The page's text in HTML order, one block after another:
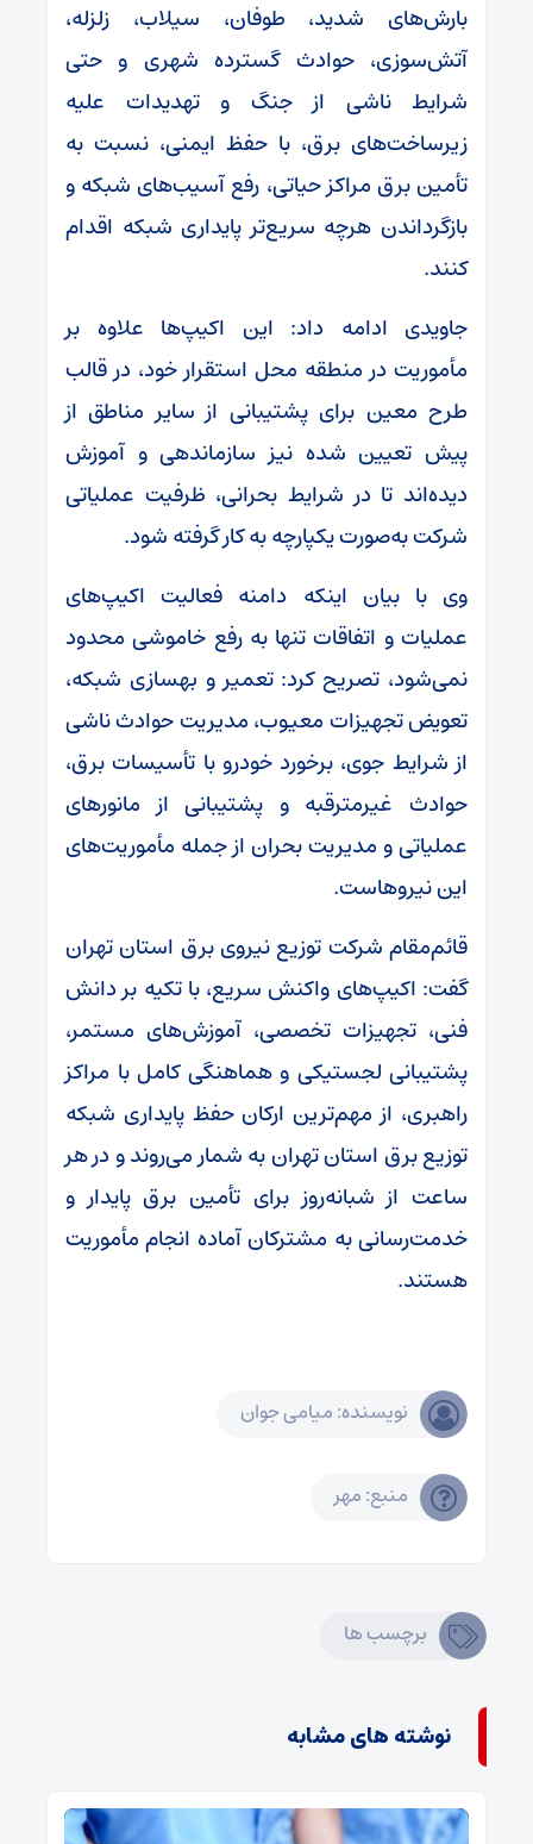
بارش‌های شدید، طوفان، سیلاب، زلزله،
آتش‌سوزی، حوادث گسترده شهری و حتی
شرایط ناشی از جنگ و تهدیدات علیه
زیرساخت‌های برق، با حفظ ایمنی، نسبت به
تأمین برق مراکز حیاتی، رفع آسیب‌های شبکه و
بازگرداندن هرچه سریع‌تر پایداری شبکه اقدام
کنند.
جاویدی ادامه داد: این اکیپ‌ها علاوه بر
مأموریت در منطقه محل استقرار خود، در قالب
طرح معین برای پشتیبانی از سایر مناطق از
پیش تعیین شده نیز سازماندهی و آموزش
دیده‌اند تا در شرایط بحرانی، ظرفیت عملیاتی
شرکت به‌صورت یکپارچه به کار گرفته شود.
وی با بیان اینکه دامنه فعالیت اکیپ‌های
عملیات و اتفاقات تنها به رفع خاموشی محدود
نمی‌شود، تصریح کرد: تعمیر و بهسازی شبکه،
تعویض تجهیزات معیوب، مدیریت حوادث ناشی
از شرایط جوی، برخورد خودرو با تأسیسات برق،
حوادث غیرمترقبه و پشتیبانی از مانورهای
عملیاتی و مدیریت بحران از جمله مأموریت‌های
این نیروهاست.
️قائم‌مقام شرکت توزیع نیروی برق استان تهران
گفت: اکیپ‌های واکنش سریع، با تکیه بر دانش
فنی، تجهیزات تخصصی، آموزش‌های مستمر،
پشتیبانی لجستیکی و هماهنگی کامل با مراکز
راهبری، از مهم‌ترین ارکان حفظ پایداری شبکه
توزیع برق استان تهران به شمار می‌روند و در هر
ساعت از شبانه‌روز برای تأمین برق پایدار و
خدمت‌رسانی به مشترکان آماده انجام مأموریت
هستند.
نویسنده: میامی جوان
منبع: مهر
برچسب ها
نوشته های مشابه